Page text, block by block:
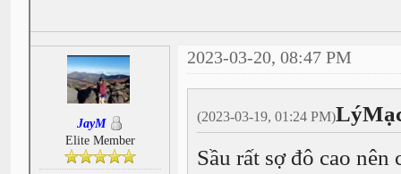
JayM
Elite Member
2023-03-20, 08:47 PM
(2023-03-19, 01:24 PM)
Sầu rất sợ đô cao